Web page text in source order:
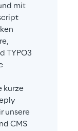
mit
TYPO3
kurze
unsere
CMS